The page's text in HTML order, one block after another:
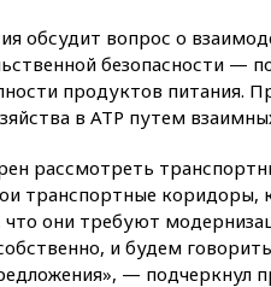
обсудит вопрос о
безопасности —
продуктов питания.
в АТР путем
рассмотреть
транспортные
они требуют
и будем
— подчеркнул